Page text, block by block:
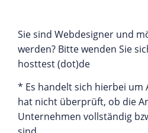
Sie sind Webdesigner und
werden? Bitte wenden Sie
hosttest (dot)de
* Es handelt sich hierbei um
hat nicht überprüft, ob die
Unternehmen vollständig